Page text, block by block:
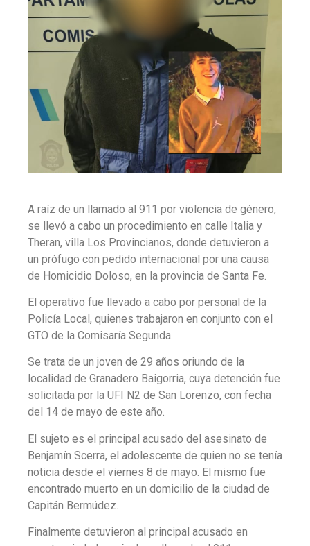
A raíz de un llamado al 911 por violencia de género,
se llevó a cabo un procedimiento en calle Italia y
Theran, villa Los Provincianos, donde detuvieron a
un prófugo con pedido internacional por una causa
de Homicidio Doloso, en la provincia de Santa Fe.
El operativo fue llevado a cabo por personal de la
Policía Local, quienes trabajaron en conjunto con el
GTO de la Comisaría Segunda.
Se trata de un joven de 29 años oriundo de la
localidad de Granadero Baigorria, cuya detención fue
solicitada por la UFI N2 de San Lorenzo, con fecha
del 14 de mayo de este año.
El sujeto es el principal acusado del asesinato de
Benjamín Scerra, el adolescente de quien no se tenía
noticia desde el viernes 8 de mayo. El mismo fue
encontrado muerto en un domicilio de la ciudad de
Capitán Bermúdez.
Finalmente detuvieron al principal acusado en